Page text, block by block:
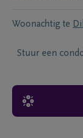
Woonachtig te
Stuur een